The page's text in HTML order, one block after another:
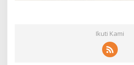
Ikuti Kami